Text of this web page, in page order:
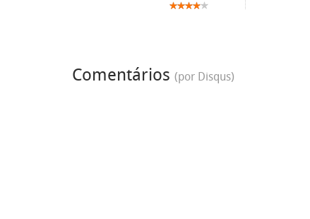
Comentários (por Disqus)